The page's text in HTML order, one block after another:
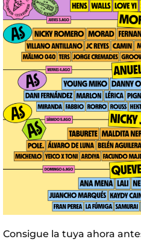
Consigue la tuya ahora